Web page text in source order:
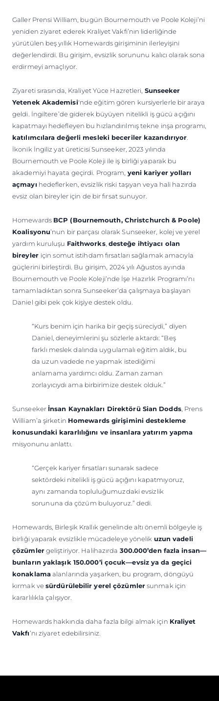
Galler Prensi William, bugün Bournemouth ve Poole Koleji’ni
yeniden ziyaret ederek Kraliyet Vakfı’nın liderliğinde
yürütülen beş yıllık Homewards girişiminin ilerleyişini
değerlendirdi. Bu girişim, evsizlik sorununu kalıcı olarak sona
erdirmeyi amaçlıyor.
Ziyareti sırasında, Kraliyet Yüce Hazretleri, Sunseeker
Yetenek Akademisi'nde eğitim gören kursiyerlerle bir araya
geldi. İngiltere’de giderek büyüyen nitelikli iş gücü açığını
kapatmayı hedefleyen bu hızlandırılmış tekne inşa programı,
katılımcılara değerli mesleki beceriler kazandırıyor
İkonik İngiliz yat üreticisi Sunseeker, 2023 yılında
Bournemouth ve Poole Koleji ile iş birliği yaparak bu
akademiyi hayata geçirdi. Program, yeni kariyer yolları
açmayı hedeflerken, evsizlik riski taşıyan veya hali hazırda
evsiz olan bireyler için de bir fırsat sunuyor.
Homewards BCP (Bournemouth, Christchurch & Poole)
Koalisyonu’nun bir parçası olarak Sunseeker, kolej ve yerel
yardım kuruluşu Faithworks, desteğe ihtiyacı olan
bireyler için somut istihdam fırsatları sağlamak amacıyla
güçlerini birleştirdi. Bu girişim, 2024 yılı Ağustos ayında
Bournemouth ve Poole Koleji’nde İşe Hazırlık Programı’nı
tamamladıktan sonra Sunseeker’da çalışmaya başlayan
Daniel gibi pek çok kişiye destek oldu.
“Kurs benim için harika bir geçiş süreciydi,” diyen
Daniel, deneyimlerini şu sözlerle aktardı: “Beş
farklı meslek dalında uygulamalı eğitim aldık, bu
da uzun vadede ne yapmak istediğimi
anlamama yardımcı oldu. Zaman zaman
zorlayıcıydı ama birbirimize destek olduk.”
Sunseeker İnsan Kaynakları Direktörü Sian Dodds, Prens
William’a şirketin Homewards girişimini destekleme
konusundaki kararlılığını ve insanlara yatırım yapma
misyonunu anlattı.
“Gerçek kariyer fırsatları sunarak sadece
sektördeki nitelikli iş gücü açığını kapatmıyoruz,
aynı zamanda topluluğumuzdaki evsizlik
sorununa da çözüm buluyoruz.” dedi.
Homewards, Birleşik Krallık genelinde altı önemli bölgeyle iş
birliği yaparak evsizlikle mücadeleye yönelik uzun vadeli
çözümlergeliştiriyor. Halihazırda 300.000’den fazla insan—
bunların yaklaşık 150.000’i çocuk—evsiz ya da geçici
konaklamaalanlarında yaşarken, bu program, döngüyü
kırmak ve sürdürülebilir yerel çözümlersunmak için
kararlılıkla çalışıyor.
Homewards hakkında daha fazla bilgi almak için Kraliyet
Vakfı’nı ziyaret edebilirsiniz.